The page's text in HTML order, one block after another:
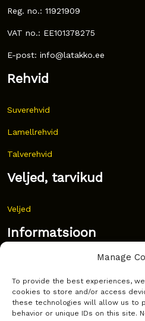
Manage
To provide the best experiences,
cookies to store and/or access
these technologies will allow us to
behavior or unique IDs on this site.
Reg. no.: 11921909
VAT no.: EE101378275
E-post: info@latakko.ee
Rehvid
Suverehvid
Lamellrehvid
Talverehvid
Veljed, tarvikud
Veljed
Informatsioon
Korduma kippuvad küsimused
Kust osta?